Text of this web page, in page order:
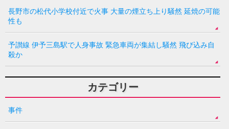
長野市の松代小学校付近で火事 大量の煙立ち上り騒然 延焼の可能
性も
予讃線 伊予三島駅で人身事故 緊急車両が集結し騒然 飛び込み自
殺か
カテゴリー
事件